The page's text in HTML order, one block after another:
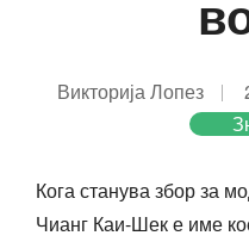
Викторија Лопез
Кога станува збор за
Чианг Каи-Шек е име